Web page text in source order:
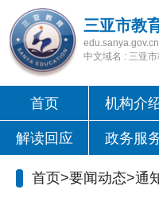
三亚市教
edu.sanya.gov.cn
中文域名 : 三亚
首页 机构介
解读回应 政务服
首页>要闻动态>通